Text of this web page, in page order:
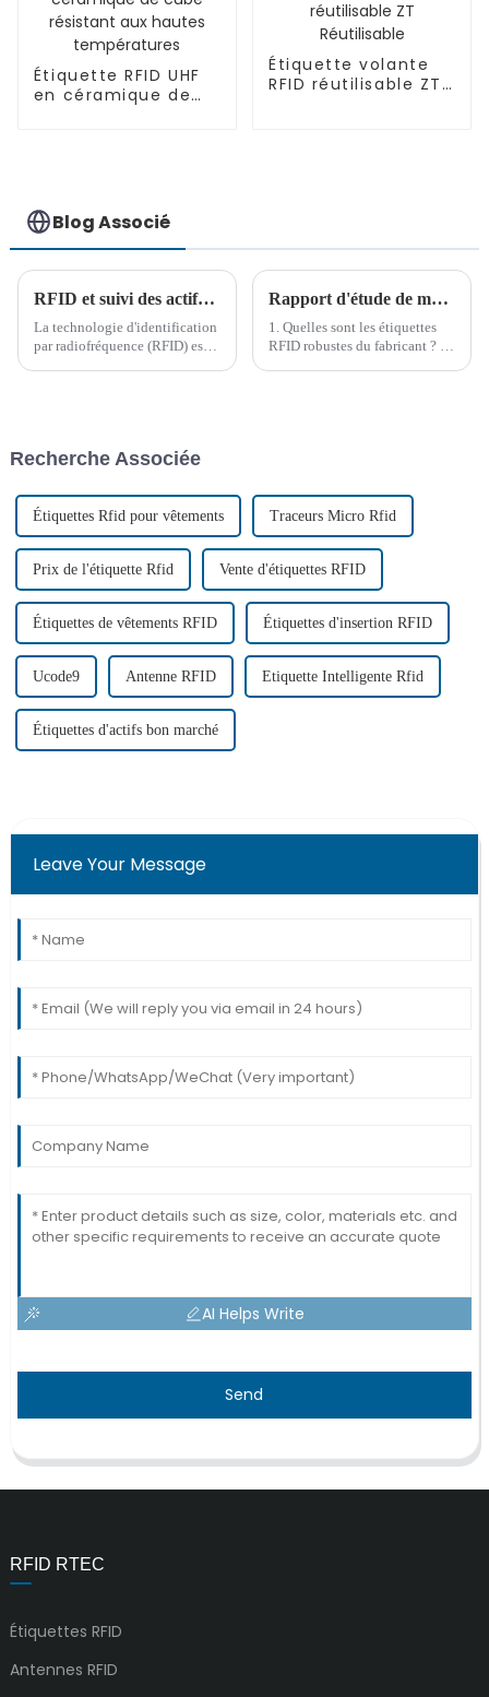
Étiquette RFID UHF
en céramique de
Étiquette volante
RFID réutilisable ZT
Blog Associé
RFID et suivi des actifs dans la gestion des processus de la ligne de production
La technologie d'identification
par radiofréquence (RFID) est
des processus de la chaîne de
Rapport d'étude de marché sur les étiquettes RFID robustes
1. Quelles sont les étiquettes
RFID robustes du fabricant ? Il
Recherche Associée
Étiquettes Rfid pour vêtements Traceurs Micro Rfid
Prix ​​de l'étiquette Rfid Vente d'étiquettes RFID
Étiquettes de vêtements RFID Étiquettes d'insertion RFID
Ucode9 Antenne RFID Etiquette Intelligente Rfid
Étiquettes d'actifs bon marché
Leave Your Message
AI Helps Write
Send
RFID RTEC
Étiquettes RFID
Antennes RFID